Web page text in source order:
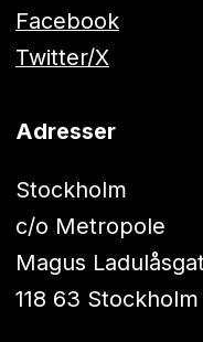
Facebook
Twitter/X
Adresser
Stockholm
c/o Metropole
Magus
118 63 Stockholm